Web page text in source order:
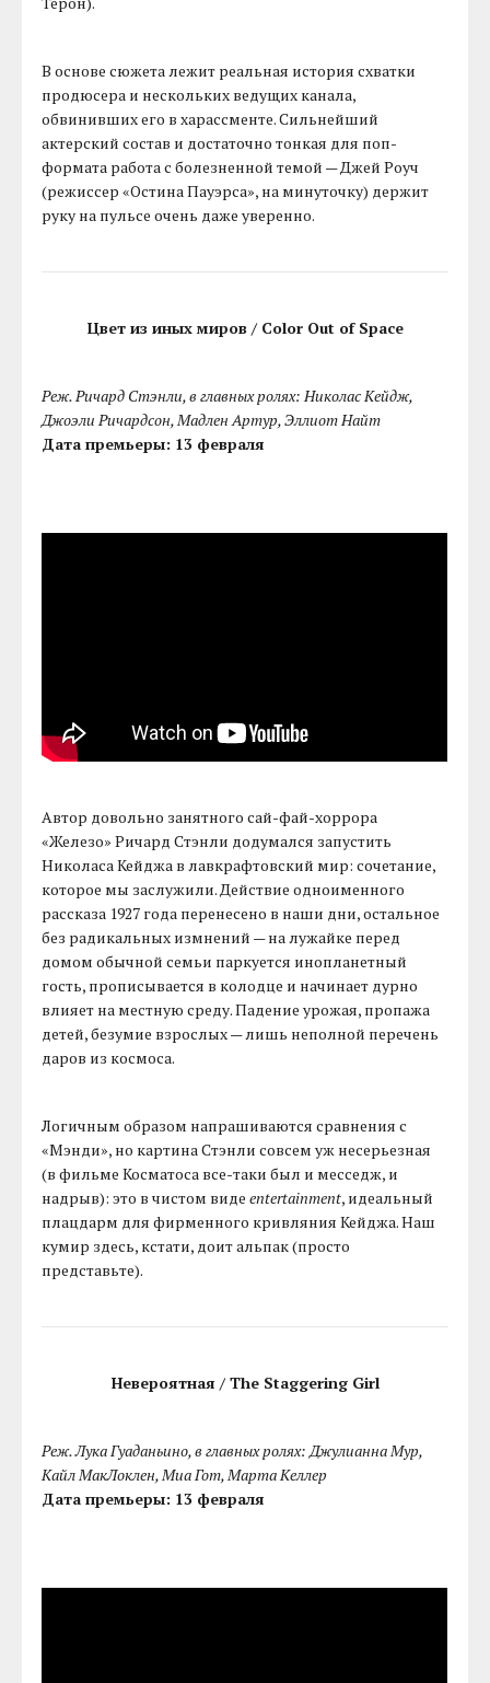
В основе сюжета лежит реальная история схватки
продюсера и нескольких ведущих канала,
обвинивших его в харассменте. Сильнейший
актерский состав и достаточно тонкая для поп-
формата работа с болезненной темой — Джей Роуч
(режиссер «Остина Пауэрса», на минуточку) держит
руку на пульсе очень даже уверенно.
Цвет из иных миров / Color Out of Space
Реж. Ричард Стэнли, в главных ролях: Николас Кейдж,
Джоэли Ричардсон, Мадлен Артур, Эллиот Найт
Дата премьеры: 13 февраля
Автор довольно занятного сай-фай-хоррора
«Железо» Ричард Стэнли додумался запустить
Николаса Кейджа в лавкрафтовский мир: сочетание,
которое мы заслужили. Действие одноименного
рассказа 1927 года перенесено в наши дни, остальное
без радикальных измнений — на лужайке перед
домом обычной семьи паркуется инопланетный
гость, прописывается в колодце и начинает дурно
влияет на местную среду. Падение урожая, пропажа
детей, безумие взрослых — лишь неполной перечень
даров из космоса.
Логичным образом напрашиваются сравнения с
«Мэнди», но картина Стэнли совсем уж несерьезная
(в фильме Косматоса все-таки был и месседж, и
надрыв): это в чистом видеentertainment, идеальный
плацдарм для фирменного кривляния Кейджа. Наш
кумир здесь, кстати, доит альпак (просто
представьте).
Невероятная / The Staggering Girl
Реж. Лука Гуаданьино, в главных ролях: Джулианна Мур,
Кайл МакЛоклен, Миа Гот, Марта Келлер
Дата премьеры: 13 февраля